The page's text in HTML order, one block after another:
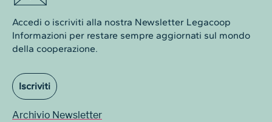
Accedi o iscriviti alla nostra Newsletter Legacoop
Informazioni per restare sempre aggiornati sul mondo
della cooperazione.
Iscriviti
Archivio Newsletter